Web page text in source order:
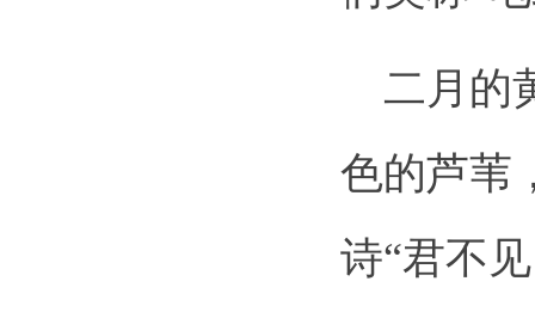
二月的
色的芦苇
诗“君不